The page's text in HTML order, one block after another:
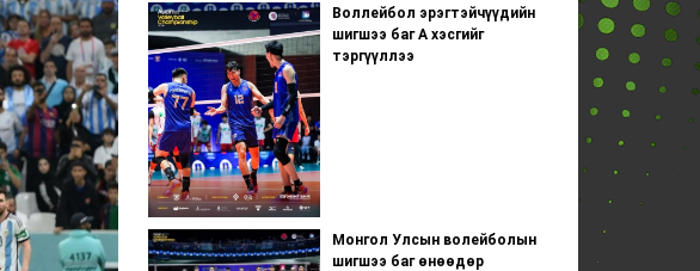
Воллейбол эрэгтэйчүүдийн
шигшээ баг А хэсгийг
тэргүүллээ
Монгол Улсын волейболын
шигшээ баг өнөөдөр